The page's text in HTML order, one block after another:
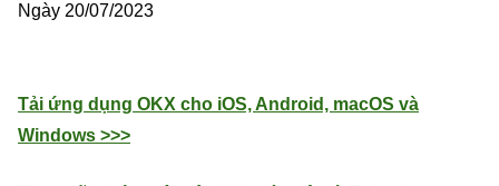
Ngày 20/07/2023
Tải ứng dụng OKX cho iOS, Android, macOS và
Windows >>>